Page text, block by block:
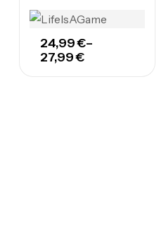
24,99€–
27,99€